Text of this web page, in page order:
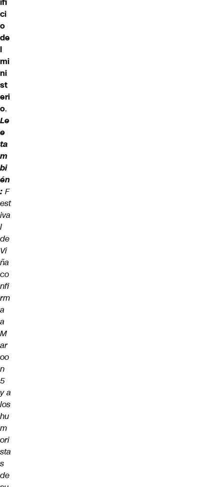
ifi
ci
o
de
l
mi
ni
st
eri
o.
Le
e
ta
m
bi
én
: F
est
iva
l
de
Vi
ña
co
nfi
rm
a
a
M
ar
oo
n
5
y a
los
hu
m
ori
sta
s
de